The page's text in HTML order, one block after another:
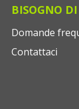
BISOGNO
Domande
Contattaci